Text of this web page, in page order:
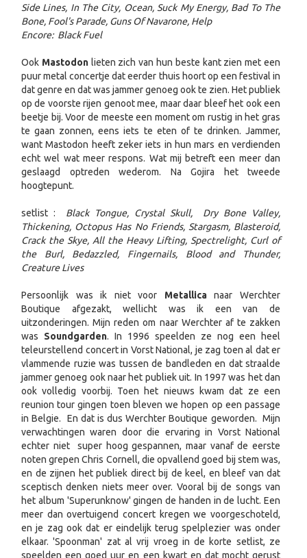
Side Lines, In The City, Ocean, Suck My Energy, Bad To The
Bone, Fool's Parade, Guns Of Navarone, Help
Encore: Black Fuel
Ook Mastodonlieten zich van hun beste kant zien met een
puur metal concertje dat eerder thuis hoort op een festival in
dat genre en dat was jammer genoeg ook te zien. Het publiek
op de voorste rijen genoot mee, maar daar bleef het ook een
beetje bij. Voor de meeste een moment om rustig in het gras
te gaan zonnen, eens iets te eten of te drinken. Jammer,
want Mastodon heeft zeker iets in hun mars en verdienden
echt wel wat meer respons. Wat mij betreft een meer dan
geslaagd optreden wederom. Na Gojira het tweede
hoogtepunt.
setlist : Black Tongue, Crystal Skull, Dry Bone Valley,
Thickening, Octopus Has No Friends, Stargasm, Blasteroid,
Crack the Skye, All the Heavy Lifting, Spectrelight, Curl of
the Burl, Bedazzled, Fingernails, Blood and Thunder,
Creature Lives
Persoonlijk was ik niet voor Metallicanaar Werchter
Boutique afgezakt, wellicht was ik een van de
uitzonderingen. Mijn reden om naar Werchter af te zakken
was Soundgarden. In 1996 speelden ze nog een heel
teleurstellend concert in Vorst National, je zag toen al dat er
vlammende ruzie was tussen de bandleden en dat straalde
jammer genoeg ook naar het publiek uit. In 1997 was het dan
ook volledig voorbij. Toen het nieuws kwam dat ze een
reunion tour gingen toen bleven we hopen op een passage
in Belgie. En dat is dus Werchter Boutique geworden. Mijn
verwachtingen waren door die ervaring in Vorst National
echter niet super hoog gespannen, maar vanaf de eerste
noten grepen Chris Cornell, die opvallend goed bij stem was,
en de zijnen het publiek direct bij de keel, en bleef van dat
sceptisch denken niets meer over. Vooral bij de songs van
het album 'Superunknow' gingen de handen in de lucht. Een
meer dan overtuigend concert kregen we voorgeschoteld,
en je zag ook dat er eindelijk terug spelplezier was onder
elkaar. 'Spoonman' zat al vrij vroeg in de korte setlist, ze
speelden een goed uur en een kwart en dat mocht gerust